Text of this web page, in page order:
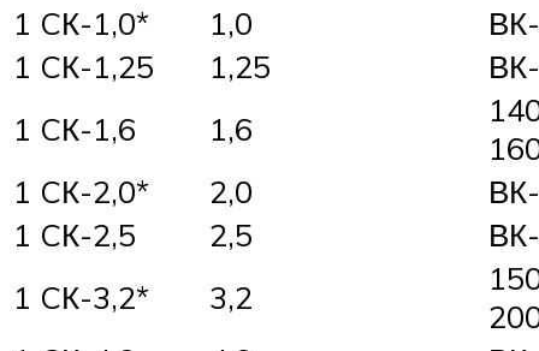
1 CК-1,0*
1,0
1 CК-1,25
1,25
1 CК-1,6
1,6
1 CК-2,0*
2,0
1 CК-2,5
2,5
1 CК-3,2*
3,2